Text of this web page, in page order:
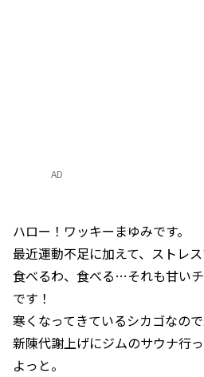
AD
ハロー！ワッキーまゆみです。
最近運動不足に加えて、ストレ
食べるわ、食べる…それも甘い
です！
寒くなってきているシカゴなの
新陳代謝上げにジムのサウナ行
よっと。